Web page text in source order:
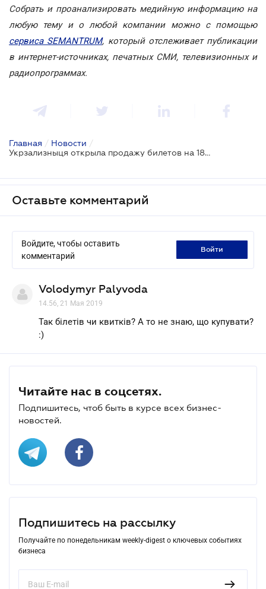
Собрать и проанализировать медийную информацию на
любую тему и о любой компании можно с помощью
сервиса SEMANTRUM, который отслеживает публикации
в интернет-источниках, печатных СМИ, телевизионных и
радиопрограммах.
Главная / Новости /
Укрзализныця открыла продажу билетов на 18 поездов к морю
Оставьте комментарий
Войдите, чтобы оставить
комментарий
войти
Volodymyr Palyvoda
14.56, 21 Мая 2019
Так білетів чи квитків? А то не знаю, що купувати?
:)
Читайте нас в соцсетях.
Подпишитесь, чтоб быть в курсе всех бизнес-
новостей.
Подпишитесь на рассылку
Получайте по понедельникам weekly-digest о ключевых событиях
бизнеса